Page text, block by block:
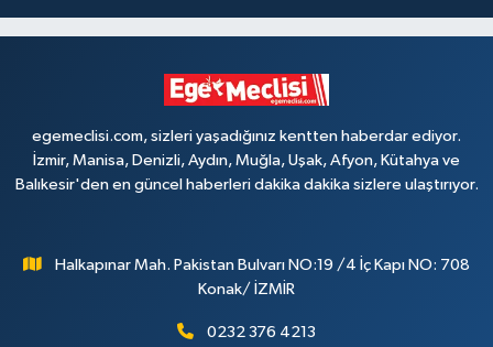
egemeclisi.com, sizleri yaşadığınız kentten haberdar ediyor.
İzmir, Manisa, Denizli, Aydın, Muğla, Uşak, Afyon, Kütahya ve
Balıkesir'den en güncel haberleri dakika dakika sizlere ulaştırıyor.
Halkapınar Mah. Pakistan Bulvarı NO:19 /4 İç Kapı NO: 708
Konak/ İZMİR
0232 376 4213